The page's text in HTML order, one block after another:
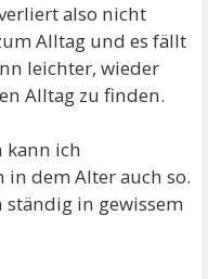
also nicht
Alltag und es fällt
leichter, wieder
Alltag zu finden.
kann ich
dem Alter auch so.
in gewissem